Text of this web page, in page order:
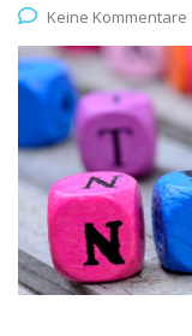
Keine Kommentare